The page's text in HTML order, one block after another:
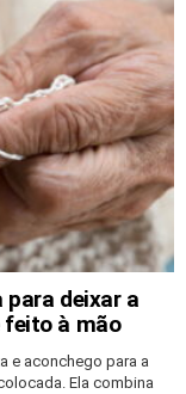
para deixar a
feito à mão
e aconchego para a
Ela combina